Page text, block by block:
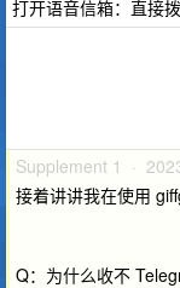
打开语音信箱：直接
Supplement 1 ·
接着讲讲我在使用
Q：为什么收不